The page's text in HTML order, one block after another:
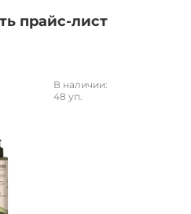
прайс-лист
В наличии:
48 уп.